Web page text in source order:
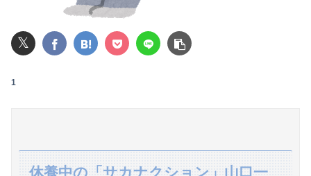
𝕏
1
休養中の「サカナクション」山口一